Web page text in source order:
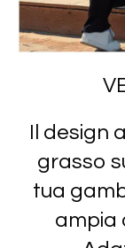
Il design
grasso
tua
ampia